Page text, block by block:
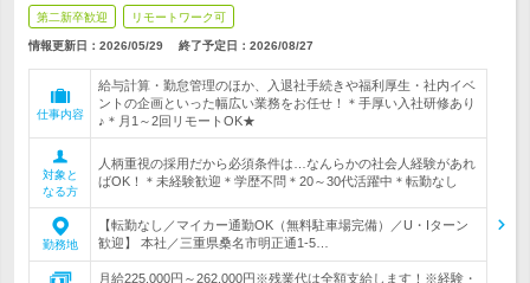
第二新卒歓迎 リモートワーク可
情報更新日：2026/05/29 終了予定日： 2026/08/27
仕事内容
給与計算・勤怠管理のほか、入退社手続きや福利厚生・社内イベ
ントの企画といった幅広い業務をお任せ！＊手厚い入社研修あり
♪＊月1～2回リモートOK★
対象と
なる方
人柄重視の採用だから必須条件は…なんらかの社会人経験があれ
ばOK！＊未経験歓迎＊学歴不問＊20～30代活躍中＊転勤なし
勤務地
【転勤なし／マイカー通勤OK（無料駐車場完備）／U・Iターン
歓迎】 本社／三重県桑名市明正通1-5…
月給225,000円～262,000円※残業代は全額支給します！※経験・